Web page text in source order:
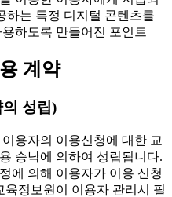
하는 특정 디지털 콘텐츠를
하도록 만들어진 포인트
계약
성립)
용자의 이용신청에 대한 교
승낙에 의하여 성립됩니다.
에 의해 이용자가 이용 신청
육정보원이 이용자 관리시 필